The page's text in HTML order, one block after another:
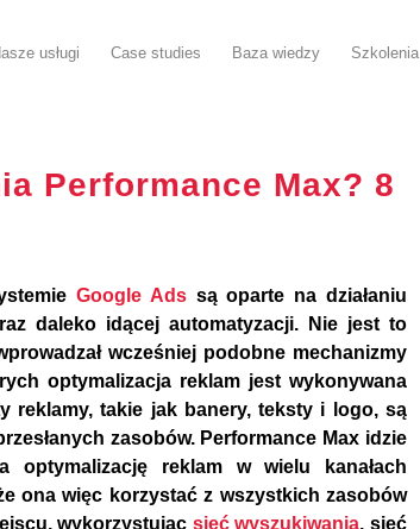
usługi Case studies Baza wiedzy Szkolenia
Performance Max? 8
Google Adssą oparte na działaniu
daleko idącej automatyzacji. Nie jest to
wcześniej podobne mechanizmy
optymalizacja reklam jest wykonywana
reklamy, takie jak banery, teksty i logo, są
zasobów. Performance Max idzie
reklam w wielu kanałach
ona więc korzystać z wszystkich zasobów
wykorzystując sieć wyszukiwania, sieć